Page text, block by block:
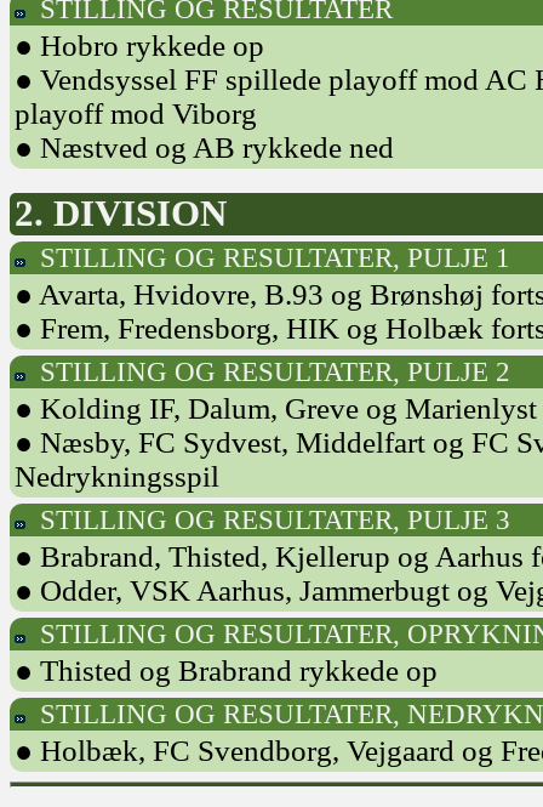
STILLING OG RESULTATER
● Hobro rykkede op
● Vendsyssel FF spillede playoff mod AC
playoff mod Viborg
● Næstved og AB rykkede ned
2. DIVISION
STILLING OG RESULTATER, PULJE 1
● Avarta, Hvidovre, B.93 og Brønshøj
● Frem, Fredensborg, HIK og Holbæk
STILLING OG RESULTATER, PULJE 2
● Kolding IF, Dalum, Greve og
● Næsby, FC Sydvest, Middelfart og FC
Nedrykningsspil
STILLING OG RESULTATER, PULJE 3
● Brabrand, Thisted, Kjellerup og Aarhus
● Odder, VSK Aarhus, Jammerbugt og
STILLING OG RESULTATER,
● Thisted og Brabrand rykkede op
STILLING OG RESULTATER,
● Holbæk, FC Svendborg, Vejgaard og